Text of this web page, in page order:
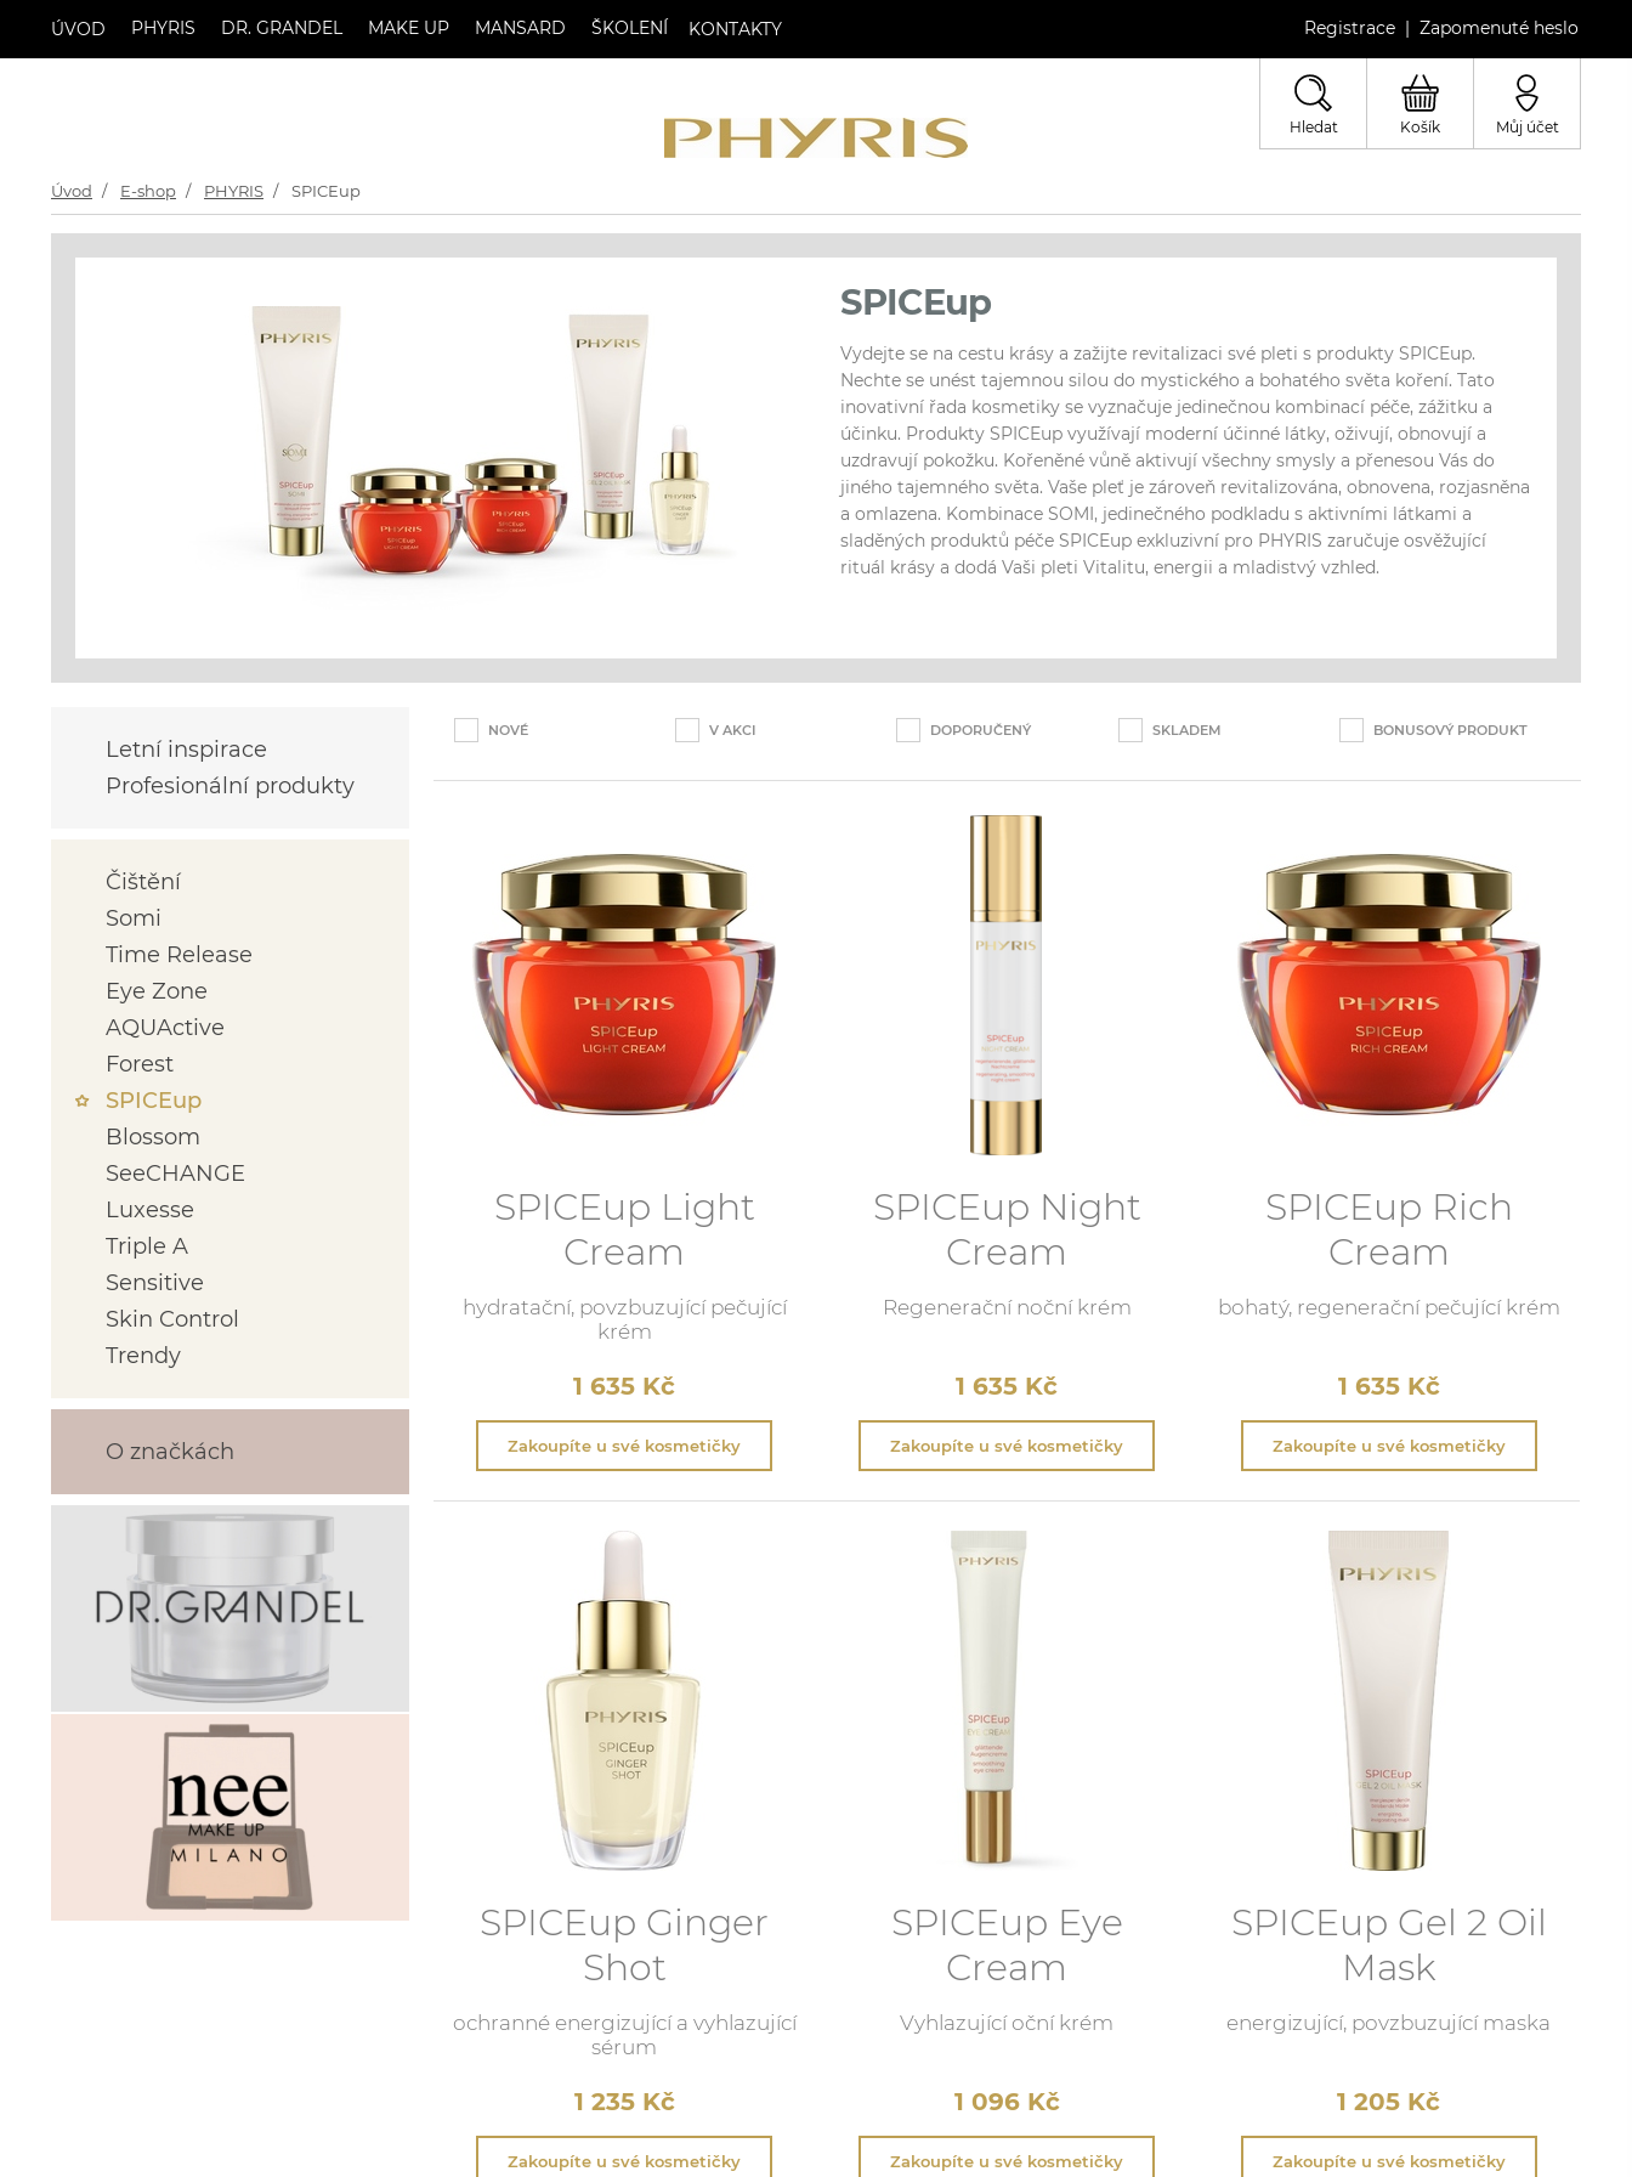
ÚVOD PHYRIS DR. GRANDEL MAKE UP MANSARD ŠKOLENÍ KONTAKTY Registrace | Zapomenuté heslo
Hledat Košík Můj účet
Úvod E-shop PHYRIS SPICEup
SPICEup
Vydejte se na cestu krásy a zažijte revitalizaci své pleti s produkty SPICEup.
Nechte se unést tajemnou silou do mystického a bohatého světa koření. Tato
inovativní řada kosmetiky se vyznačuje jedinečnou kombinací péče, zážitku a
účinku. Produkty SPICEup využívají moderní účinné látky, oživují, obnovují a
uzdravují pokožku. Kořeněné vůně aktivují všechny smysly a přenesou Vás do
jiného tajemného světa. Vaše pleť je zároveň revitalizována, obnovena, rozjasněna
a omlazena. Kombinace SOMI, jedinečného podkladu s aktivními látkami a
sladěných produktů péče SPICEup exkluzivní pro PHYRIS zaručuje osvěžující
rituál krásy a dodá Vaši pleti Vitalitu, energii a mladistvý vzhled.
Letní inspirace
Profesionální produkty
Čištění
Somi
Time Release
Eye Zone
AQUActive
Forest
SPICEup
Blossom
SeeCHANGE
Luxesse
Triple A
Sensitive
Skin Control
Trendy
O značkách
NOVÉ V AKCI DOPORUČENÝ SKLADEM BONUSOVÝ PRODUKT
SPICEup Light
Cream
hydratační, povzbuzující pečující
krém
1 635 Kč
Zakoupíte u své kosmetičky
SPICEup Night
Cream
Regenerační noční krém
1 635 Kč
Zakoupíte u své kosmetičky
SPICEup Rich
Cream
bohatý, regenerační pečující krém
1 635 Kč
Zakoupíte u své kosmetičky
SPICEup Ginger
Shot
ochranné energizující a vyhlazující
sérum
1 235 Kč
Zakoupíte u své kosmetičky
SPICEup Eye
Cream
Vyhlazující oční krém
1 096 Kč
Zakoupíte u své kosmetičky
SPICEup Gel 2 Oil
Mask
energizující, povzbuzující maska
1 205 Kč
Zakoupíte u své kosmetičky